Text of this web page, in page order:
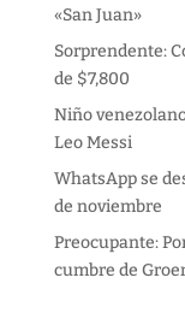
«San Juan»
Sorprendente:
de $7,800
Niño
Leo Messi
WhatsApp se
de noviembre
Preocupante:
cumbre de